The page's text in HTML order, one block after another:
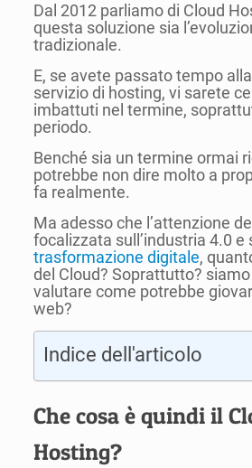
Dal 2012 parliamo di Cloud
questa soluzione sia
tradizionale.
E, se avete passato tempo
servizio di hosting, vi sarete
imbattuti nel termine,
periodo.
Benché sia un termine ormai
potrebbe non dire molto a
fa realmente.
Ma adesso che l’attenzione
focalizzata sull’industria 4.0 e
trasformazione digitale,
del Cloud? Soprattutto?
valutare come potrebbe
web?
Indice dell'articolo
Che cosa è quindi il
Hosting?